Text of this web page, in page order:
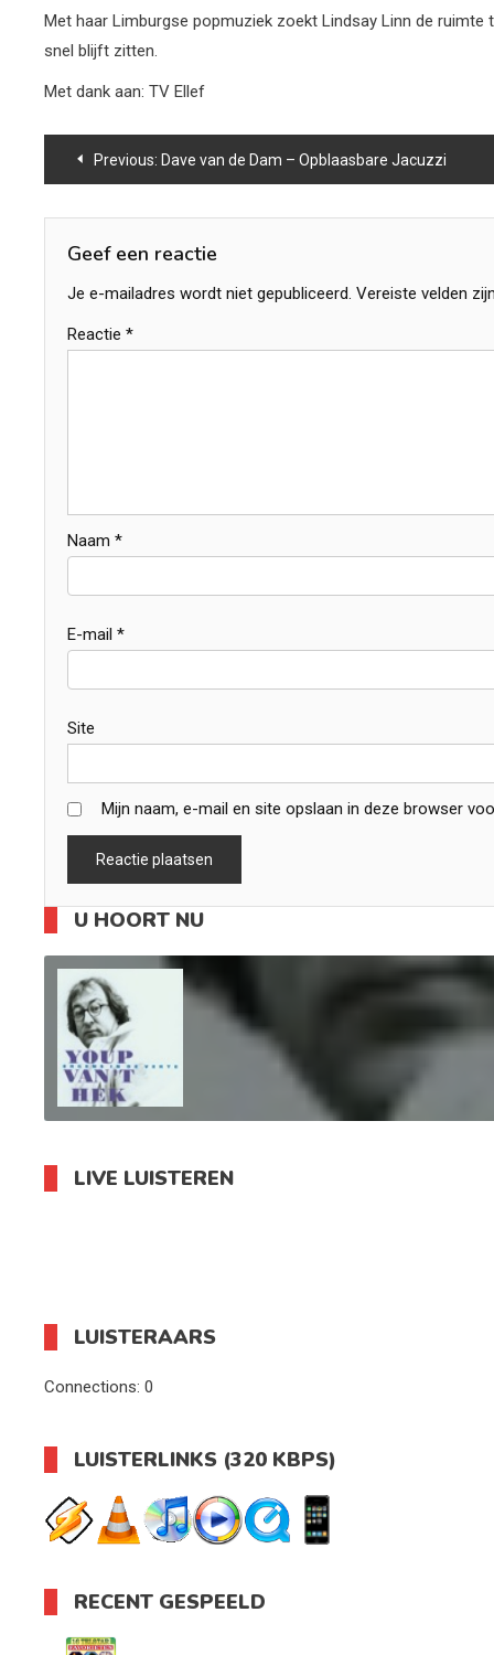
Met haar Limburgse popmuziek zoekt Lindsay Linn de
snel blijft zitten.
Met dank aan: TV Ellef
Bericht
navigatie
Previous: Dave van de Dam – Opblaasbare Jacuzzi
Geef een reactie
Je e-mailadres wordt niet gepubliceerd. Vereiste velden
Reactie *
Naam *
E-mail *
Site
Mijn naam, e-mail en site opslaan in deze browser
U HOORT NU
LIVE LUISTEREN
LUISTERAARS
Connections: 0
LUISTERLINKS (320 KBPS)
RECENT GESPEELD